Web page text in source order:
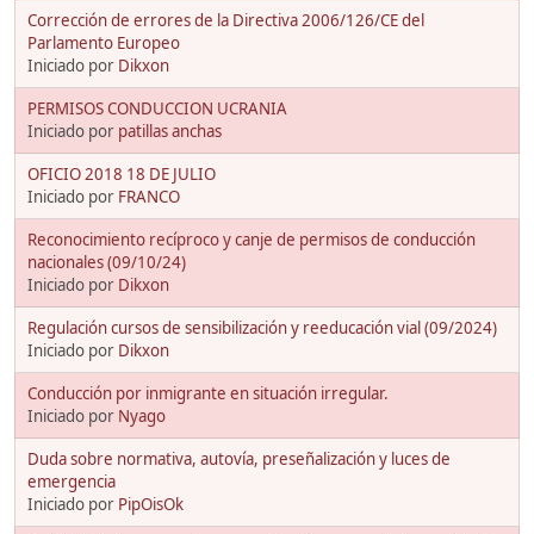
Corrección de errores de la Directiva 2006/126/CE del
Parlamento Europeo
Iniciado por Dikxon
PERMISOS CONDUCCION UCRANIA
Iniciado por patillas anchas
OFICIO 2018 18 DE JULIO
Iniciado por FRANCO
Reconocimiento recíproco y canje de permisos de conducción
nacionales (09/10/24)
Iniciado por Dikxon
Regulación cursos de sensibilización y reeducación vial (09/2024)
Iniciado por Dikxon
Conducción por inmigrante en situación irregular.
Iniciado por Nyago
Duda sobre normativa, autovía, preseñalización y luces de
emergencia
Iniciado por PipOisOk